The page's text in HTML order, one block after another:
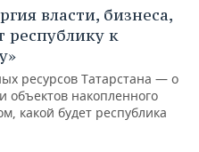
власти, бизнеса,
республику к
ресурсов Татарстана — о
объектов накопленного
какой будет республика